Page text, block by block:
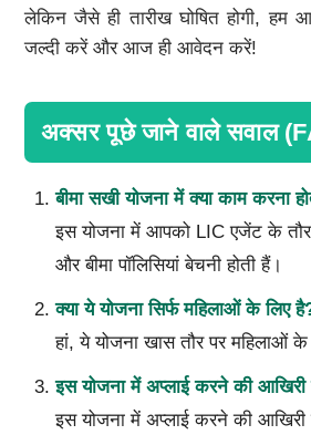
लेकिन जैसे ही तारीख घोषित होगी, हम
जल्दी करें और आज ही आवेदन करें!
अक्सर पूछे जाने वाले सवाल
बीमा सखी योजना में क्या काम करना
इस योजना में आपको LIC एजेंट के तौर
और बीमा पॉलिसियां बेचनी होती हैं।
क्या ये योजना सिर्फ महिलाओं के लिए
हां, ये योजना खास तौर पर महिलाओं के
इस योजना में अप्लाई करने की आखिरी
इस योजना में अप्लाई करने की